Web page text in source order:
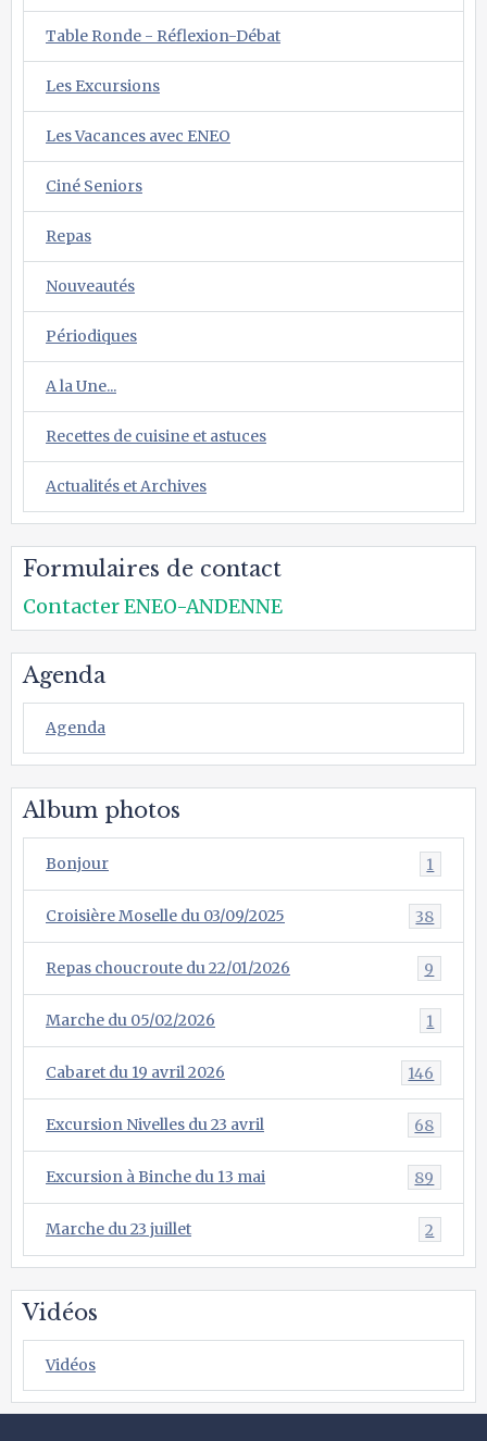
Table Ronde - Réflexion-Débat
Les Excursions
Les Vacances avec ENEO
Ciné Seniors
Repas
Nouveautés
Périodiques
A la Une...
Recettes de cuisine et astuces
Actualités et Archives
Formulaires de contact
Contacter ENEO-ANDENNE
Agenda
Agenda
Album photos
Bonjour 1
Croisière Moselle du 03/09/2025 38
Repas choucroute du 22/01/2026 9
Marche du 05/02/2026 1
Cabaret du 19 avril 2026 146
Excursion Nivelles du 23 avril 68
Excursion à Binche du 13 mai 89
Marche du 23 juillet 2
Vidéos
Vidéos